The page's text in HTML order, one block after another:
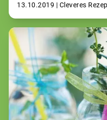
13.10.2019 | Cleveres